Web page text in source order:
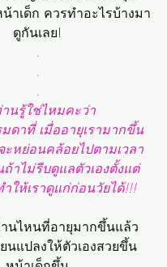
าเด็ก ควรทำอะไรบ้างมา
ดูกันเลย!
.
.
.
นรู้ใช่ไหมคะว่า
มดาที่ เมื่ออายุเรามากขึ้น
ะหย่อนคล้อยไปตามเวลา
าไม่รีบดูแลตัวเองตั้งแต่
ให้เราดูแก่ก่อนวัยได้!!!
นไหนที่อายุมากขึ้นแล้ว
นแปลงให้ตัวเองสวยขึ้น